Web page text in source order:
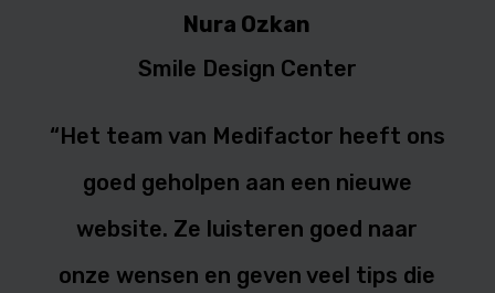
Nura Ozkan
Smile Design Center
“Het team van Medifactor heeft ons
goed geholpen aan een nieuwe
website. Ze luisteren goed naar
onze wensen en geven veel tips die